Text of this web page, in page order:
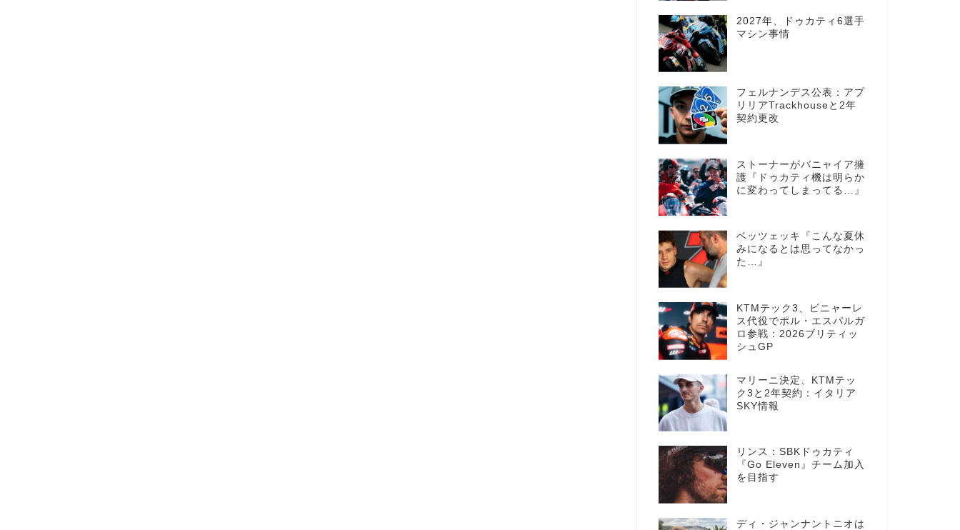
2027年、ドゥカティ6選手
マシン事情
フェルナンデス公表：アプ
リリアTrackhouseと2年
契約更改
ストーナーがバニャイア擁
護『ドゥカティ機は明らか
に変わってしまってる…』
ベッツェッキ『こんな夏休
みになるとは思ってなかっ
た…』
KTMテック3、ビニャーレ
ス代役でポル・エスパルガ
ロ参戦：2026ブリティッ
シュGP
マリーニ決定、KTMテッ
ク3と2年契約：イタリア
SKY情報
リンス：SBKドゥカティ
『Go Eleven』チーム加入
を目指す
ディ・ジャンナントニオは